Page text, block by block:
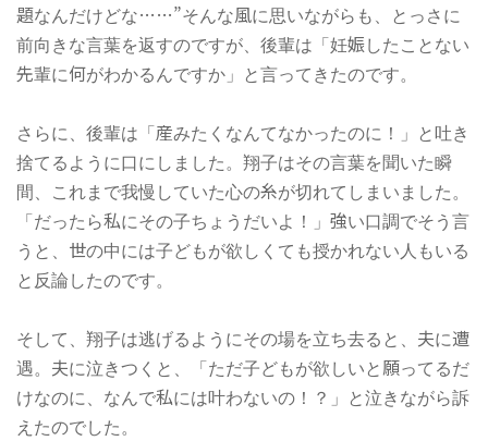
題なんだけどな……”そんな風に思いながらも、とっさに
前向きな言葉を返すのですが、後輩は「妊娠したことない
先輩に何がわかるんですか」と言ってきたのです。
さらに、後輩は「産みたくなんてなかったのに！」と吐き
捨てるように口にしました。翔子はその言葉を聞いた瞬
間、これまで我慢していた心の糸が切れてしまいました。
「だったら私にその子ちょうだいよ！」強い口調でそう言
うと、世の中には子どもが欲しくても授かれない人もいる
と反論したのです。
そして、翔子は逃げるようにその場を立ち去ると、夫に遭
遇。夫に泣きつくと、「ただ子どもが欲しいと願ってるだ
けなのに、なんで私には叶わないの！？」と泣きながら訴
えたのでした。